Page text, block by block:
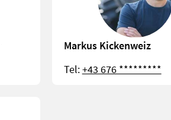
Markus Kickenweiz
Tel:+43 676 *********